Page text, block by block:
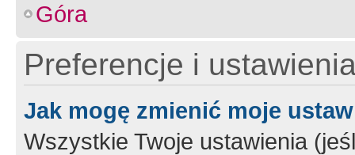
Góra
Preferencje i
Jak mogę zmienić moje
Wszystkie Twoje ustawienia